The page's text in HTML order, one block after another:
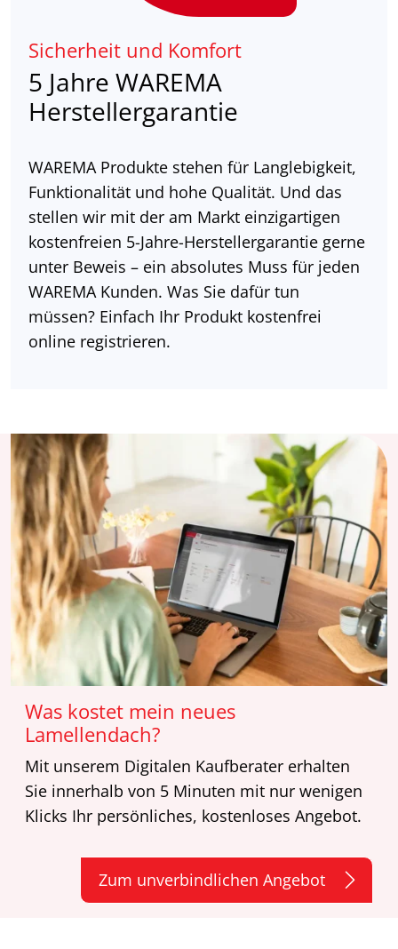
Sicherheit und Komfort
5 Jahre WAREMA
Herstellergarantie
WAREMA Produkte stehen für Langlebigkeit,
Funktionalität und hohe Qualität. Und das
stellen wir mit der am Markt einzigartigen
kostenfreien 5-Jahre-Herstellergarantie gerne
unter Beweis – ein absolutes Muss für jeden
WAREMA Kunden. Was Sie dafür tun
müssen? Einfach Ihr Produkt kostenfrei
online registrieren.
Was kostet mein neues
Lamellendach?
Mit unserem Digitalen Kaufberater erhalten
Sie innerhalb von 5 Minuten mit nur wenigen
Klicks Ihr persönliches, kostenloses Angebot.
Zum unverbindlichen Angebot